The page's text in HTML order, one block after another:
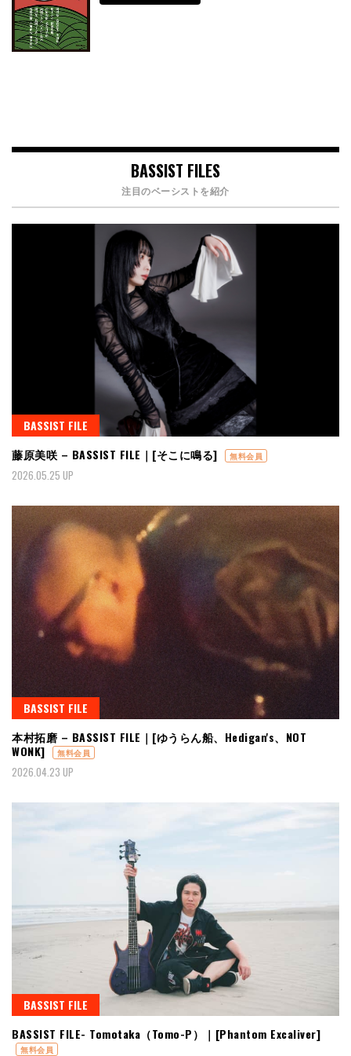
BASSIST FILES
注目のベーシストを紹介
BASSIST FILE
藤原美咲 – BASSIST FILE｜[そこに鳴る]
無料会員
2026.05.25 UP
BASSIST FILE
本村拓磨 – BASSIST FILE｜[ゆうらん船、Hedigan's、NOT
WONK]
無料会員
2026.04.23 UP
BASSIST FILE
BASSIST FILE- Tomotaka（Tomo-P）｜[Phantom Excaliver]
無料会員